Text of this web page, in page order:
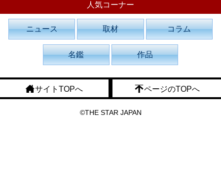
人気コーナー
ニュース 取材 コラム
名鑑 作品
サイトTOPへ ページのTOPへ
©THE STAR JAPAN